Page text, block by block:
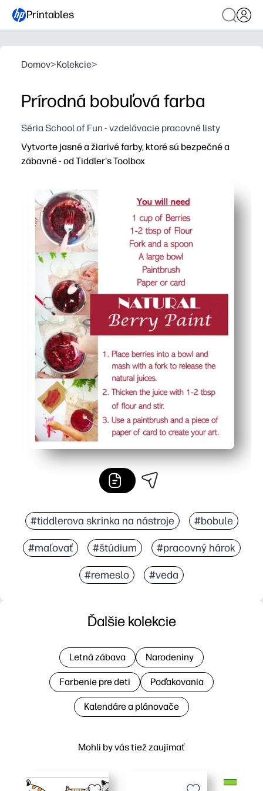
Printables
Domov>Kolekcie>
Prírodná bobuľová farba
Séria School of Fun - vzdelávacie pracovné listy
Vytvorte jasné a žiarivé farby, ktoré sú bezpečné a
zábavné - od Tiddler's Toolbox
#tiddlerova skrinka na nástroje #bobule
#maľovať #štúdium #pracovný hárok
#remeslo #veda
Mohli by vás tiež zaujímať
Ďalšie kolekcie
Letná zábava Narodeniny
Farbenie pre deti Poďakovania
Kalendáre a plánovače